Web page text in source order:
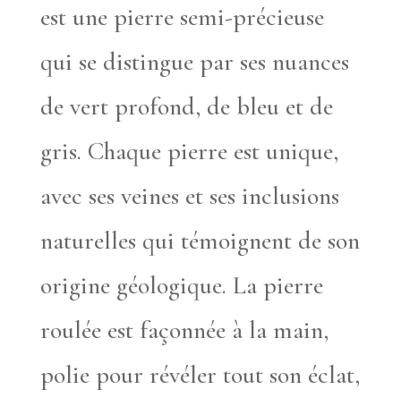
est une pierre semi-précieuse
qui se distingue par ses nuances
de vert profond, de bleu et de
gris. Chaque pierre est unique,
avec ses veines et ses inclusions
naturelles qui témoignent de son
origine géologique. La pierre
roulée est façonnée à la main,
polie pour révéler tout son éclat,